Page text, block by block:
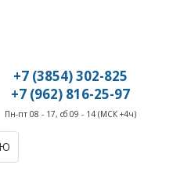
+7 (3854) 302-825
+7 (962) 816-25-97
Пн-пт 08 - 17, сб 09 - 14 (МСК +4ч)